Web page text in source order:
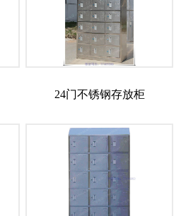
24门不锈钢存放柜